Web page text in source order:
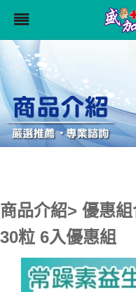
商品介紹> 優惠
30粒 6入優惠組